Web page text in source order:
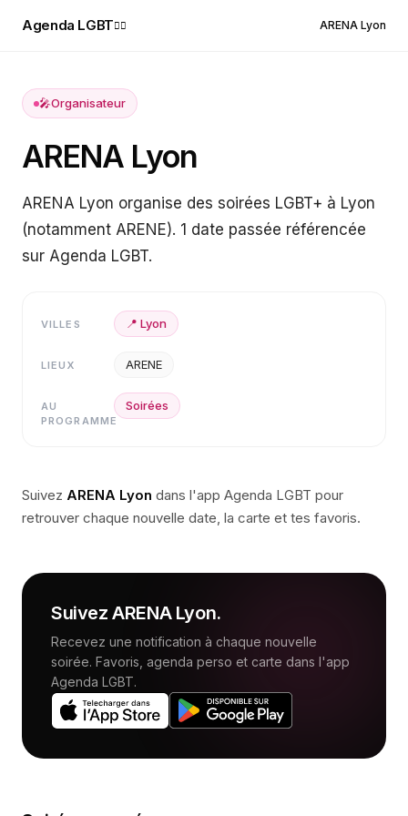
Agenda LGBT🏳️‍🌈 ARENA Lyon
🎤Organisateur
ARENA Lyon
ARENA Lyon organise des soirées LGBT+ à Lyon
(notamment ARENE). 1 date passée référencée
sur Agenda LGBT.
VILLES 📍 Lyon
LIEUX ARENE
AU
PROGRAMME
Soirées
Suivez ARENA Lyon dans l'app Agenda LGBT pour
retrouver chaque nouvelle date, la carte et tes favoris.
SuivezARENA Lyon.
Recevez une notification à chaque nouvelle
soirée. Favoris, agenda perso et carte dans l'app
Agenda LGBT.